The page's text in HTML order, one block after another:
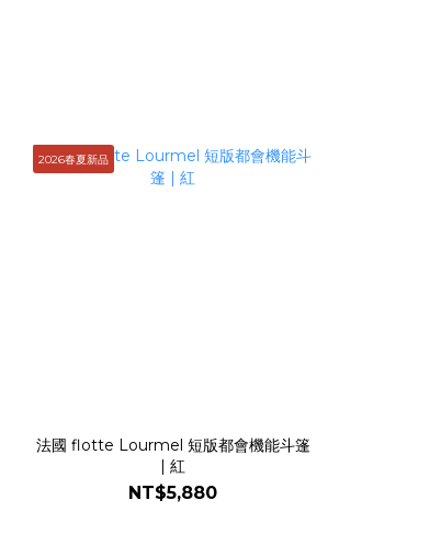
2026春夏新品
法國 flotte Lourmel 短版都會機能斗篷
| 紅
NT$5,880